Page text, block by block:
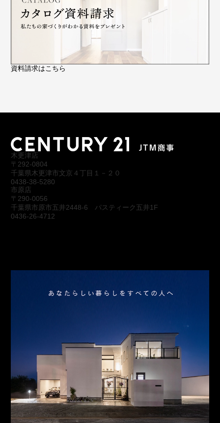
資料請求はこちら
木更津店
〒292-0804
千葉県木更津市文京４丁目１－２０
0438-38-5280
市原店
〒290-0056
千葉県市原市五井2448-6 パスティーク五井1F
0436-26-4712